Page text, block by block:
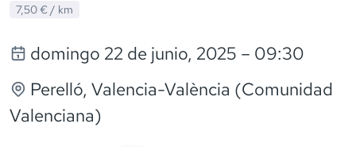
7,50 € / km
domingo 22 de junio, 2025 – 09:30
Perelló, Valencia-València (Comunidad
Valenciana)